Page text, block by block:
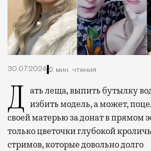
30.07.2024 2 мин. чтения
Дать леща, выпить бутылку водки залпом, избить модель, а может,
своей матерью за донат в прямом
только цветочки глубокой
стримов, которые довольно долго